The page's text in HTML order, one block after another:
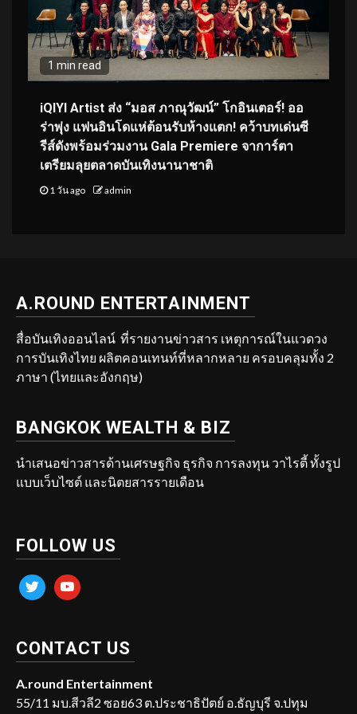
1 min read
iQIYI Artist ส่ง “มอส ภาณุวัฒน์” โกอินเตอร์! ออ
ร่าพุ่ง แฟนอินโดแห่ต้อนรับห้างแตก! คว้าบทเด่นซี
รีส์ดังพร้อมร่วมงาน Gala Premiere จาการ์ตา
เตรียมลุยตลาดบันเทิงนานาชาติ
1 วัน ago admin
A.ROUND ENTERTAINMENT
สื่อบันเทิงออนไลน์ ที่รายงานข่าวสาร เหตุการณ์ในแวดวง
การบันเทิงไทย ผลิตคอนเทนท์ที่หลากหลาย ครอบคลุมทั้ง 2
ภาษา (ไทยและอังกฤษ)
BANGKOK WEALTH & BIZ
นำเสนอข่าวสารด้านเศรษฐกิจ ธุรกิจ การลงทุน วาไรตี้ ทั้งรูป
แบบเว็บไซต์ และนิตยสารรายเดือน
FOLLOW US
twitter youtube
CONTACT US
A.round Entertainment
55/11 มบ.สีวลี2 ซอย63 ต.ประชาธิปัตย์ อ.ธัญบุรี จ.ปทุม